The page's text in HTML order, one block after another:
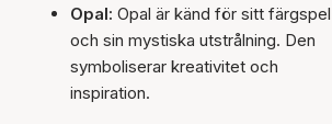
Opal: Opal är känd för sitt färgspel
och sin mystiska utstrålning. Den
symboliserar kreativitet och
inspiration.